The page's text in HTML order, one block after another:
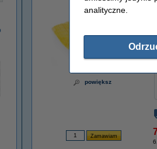
powiększ
analityczne.